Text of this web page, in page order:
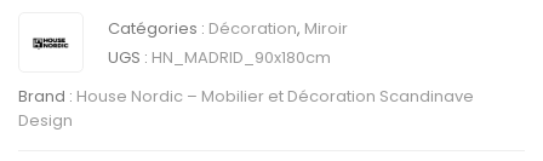
Catégories : Décoration, Miroir
UGS : HN_MADRID_90x180cm
Brand : House Nordic – Mobilier et Décoration Scandinave
Design